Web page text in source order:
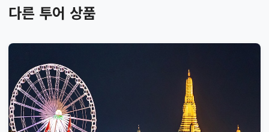
다른 투어 상품